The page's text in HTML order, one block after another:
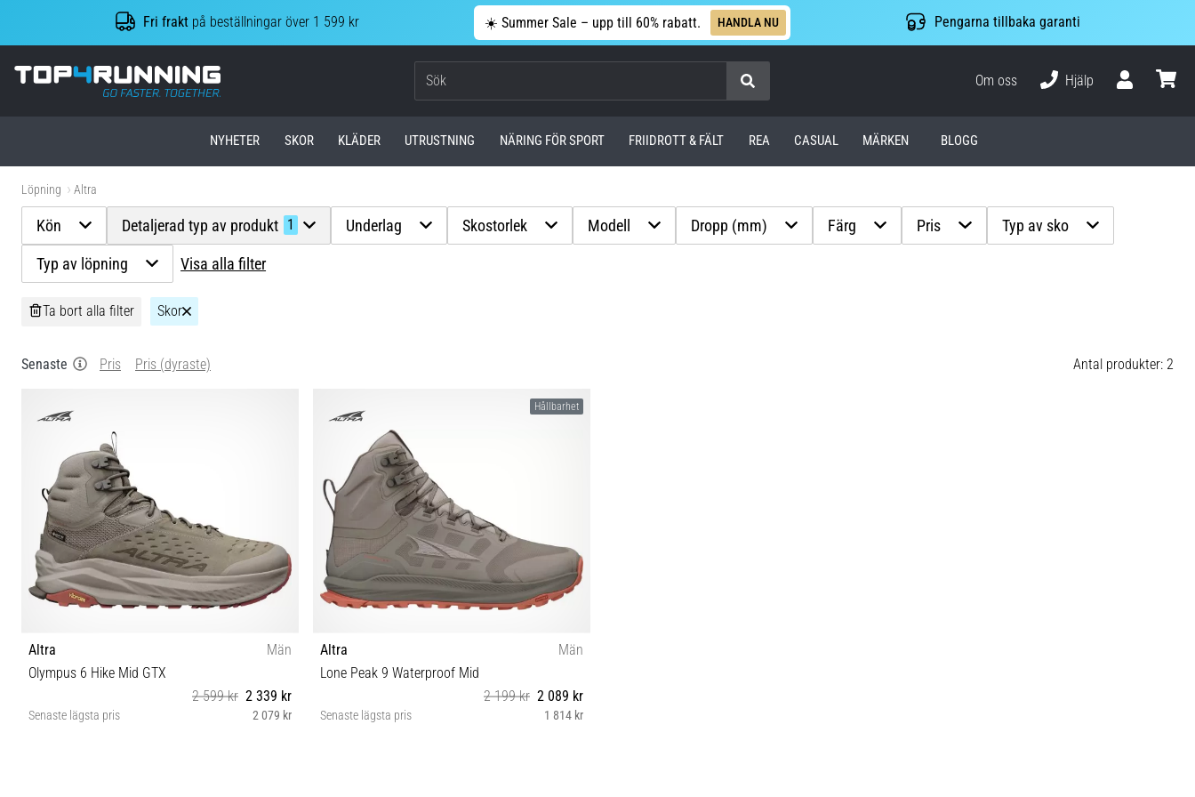
Fri frakt på beställningar över 1 599 kr ☀️ Summer Sale – upp till 60% rabatt. HANDLA NU Pengarna tillbaka garanti
Top4Running.se
Om oss
Hjälp
NYHETER SKOR KLÄDER UTRUSTNING NÄRING FÖR SPORT FRIIDROTT & FÄLT REA CASUAL MÄRKEN BLOGG
Löpning Altra
Kön Detaljerad typ av produkt 1 Underlag Skostorlek Modell Dropp (mm) Färg Pris Typ av sko
Typ av löpning Visa alla filter
Ta bort alla filter Skor
Senaste Pris Pris (dyraste) Antal produkter: 2
Altra
Män
Olympus 6 Hike Mid GTX
2 599 kr 2 339 kr
Senaste lägsta pris 2 079 kr
Hållbarhet
Altra
Män
Lone Peak 9 Waterproof Mid
2 199 kr 2 089 kr
Senaste lägsta pris 1 814 kr